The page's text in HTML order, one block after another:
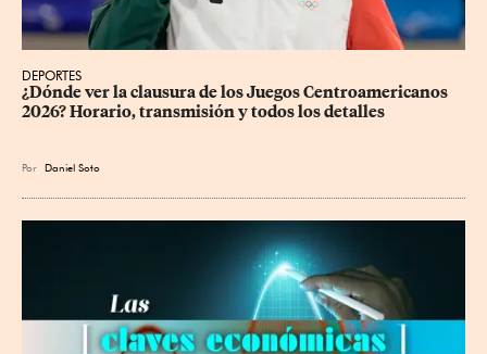
DEPORTES
¿Dónde ver la clausura de los Juegos Centroamericanos
2026? Horario, transmisión y todos los detalles
Por Daniel Soto